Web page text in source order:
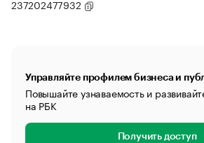
237202477932
Управляйте профилем бизнеса и
Повышайте узнаваемость и
на РБК
Получить доступ